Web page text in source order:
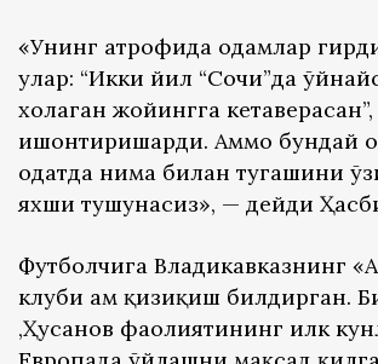
«Унинг атрофида одамлар
улар: “Икки йил “Сочи”да
хоҳлаган жойингга
ишонтиришарди. Аммо бундай
одатда нима билан тугашини
яхши тушунасиз», — дейди
Футболчига Владикавказнинг
клуби ҳам қизиқиш билдирган.
,Ҳусанов фаолиятининг илк